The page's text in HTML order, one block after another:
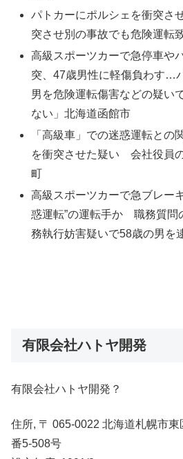
パトカーにポルシェを衝突
突させ別の事故でも危険運転
高級スポーツカーで急停車や
突、47歳男性に軽傷負わす…
男を危険運転傷害などの疑い
ない」北海道函館市
「高級車」での迷惑運転と
を衝突させた疑い 会社役員
町
高級スポーツカーで急ブレー
惑運転”の運転手か 職務質
務執行妨害疑いで58歳の男を
有限会社ハトヤ開発
有限会社ハトヤ開発？
住所, 〒 065-0022 北海道札幌市
番5-508号